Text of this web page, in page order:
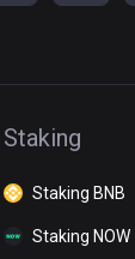
Staking
Staking BNB
Staking NOW